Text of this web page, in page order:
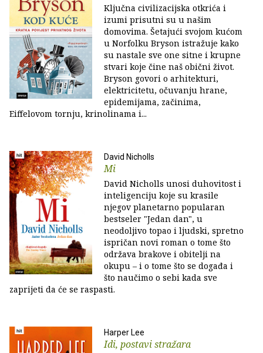
Ključna civilizacijska otkrića i
izumi prisutni su u našim
domovima. Šetajući svojom kućom
u Norfolku Bryson istražuje kako
su nastale sve one sitne i krupne
stvari koje čine naš obični život.
Bryson govori o arhitekturi,
elektricitetu, očuvanju hrane,
epidemijama, začinima,
Eiffelovom tornju, krinolinama i...
David Nicholls
Mi
David Nicholls unosi duhovitost i
inteligenciju koje su krasile
njegov planetarno popularan
bestseler "Jedan dan", u
neodoljivo topao i ljudski, spretno
ispričan novi roman o tome što
održava brakove i obitelji na
okupu – i o tome što se događa i
što naučimo o sebi kada sve
zaprijeti da će se raspasti.
Harper Lee
Idi, postavi stražara